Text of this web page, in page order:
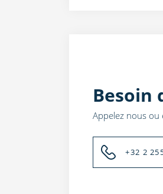
Besoin
Appelez nous ou
+32 2